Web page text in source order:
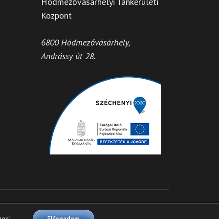
Központ
6800 Hódmezővásárhely,
Andrássy út 28.